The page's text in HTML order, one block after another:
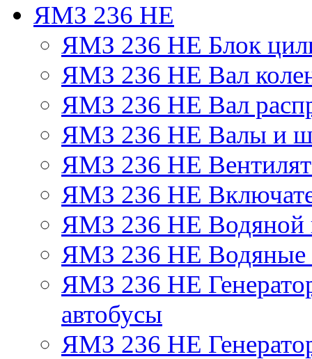
ЯМЗ 236 НЕ
ЯМЗ 236 НЕ Блок
ЯМЗ 236 НЕ Вал
ЯМЗ 236 НЕ Вал
ЯМЗ 236 НЕ Валы и
ЯМЗ 236 НЕ
ЯМЗ 236 НЕ
ЯМЗ 236 НЕ Водяной
ЯМЗ 236 НЕ Водяные
ЯМЗ 236 НЕ
автобусы
ЯМЗ 236 НЕ